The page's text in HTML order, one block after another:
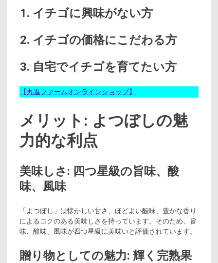
1. イチゴに興味がない方
2. イチゴの価格にこだわる方
3. 自宅でイチゴを育てたい方
【丸進ファームオンラインショップ】
メリット: よつぼしの魅
力的な利点
美味しさ: 四つ星級の旨味、酸
味、風味
「よつぼし」は懐かしい甘さ、ほどよい酸味、豊かな香り
によるコクのある美味しさを持っています。そのため、旨
味、酸味、風味が四つ星級に美味いと評価されています。
贈り物としての魅力: 輝く完熟果